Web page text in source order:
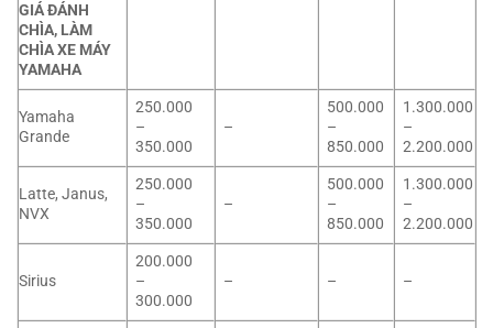
GIÁ ĐÁNH
CHÌA, LÀM
CHÌA XE MÁY
YAMAHA
Yamaha
Grande
250.000
–
350.000
–
500.000
–
850.000
1.300.000
–
2.200.000
Latte, Janus,
NVX
250.000
–
350.000
–
500.000
–
850.000
1.300.000
–
2.200.000
Sirius
200.000
–
300.000
– – –